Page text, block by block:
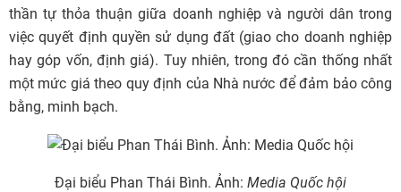
thần tự thỏa thuận giữa doanh nghiệp và người dân trong
việc quyết định quyền sử dụng đất (giao cho doanh nghiệp
hay góp vốn, định giá). Tuy nhiên, trong đó cần thống nhất
một mức giá theo quy định của Nhà nước để đảm bảo công
bằng, minh bạch.
Đại biểu Phan Thái Bình. Ảnh: Media Quốc hội